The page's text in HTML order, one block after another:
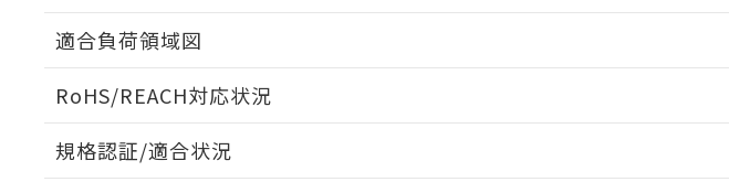
適合負荷領域図
RoHS/REACH対応状況
規格認証/適合状況